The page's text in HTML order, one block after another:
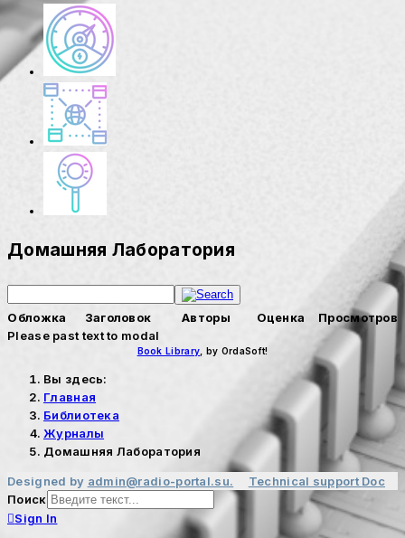
Домашняя Лаборатория
Обложка Заголовок Авторы Оценка
Просмотров
Please past text to modal
Book Library , by OrdaSoft!
Вы здесь:
Главная
Библиотека
Журналы
Домашняя Лаборатория
Designed by admin@radio-portal.su. Technical support Doc
Поиск
Sign In